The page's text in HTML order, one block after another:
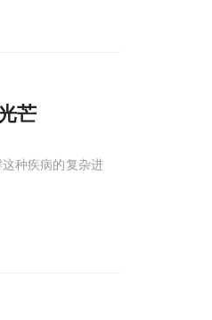
芒
种疾病的复杂进